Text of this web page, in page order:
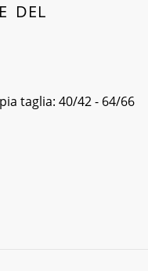
DEL
taglia: 40/42 - 64/66